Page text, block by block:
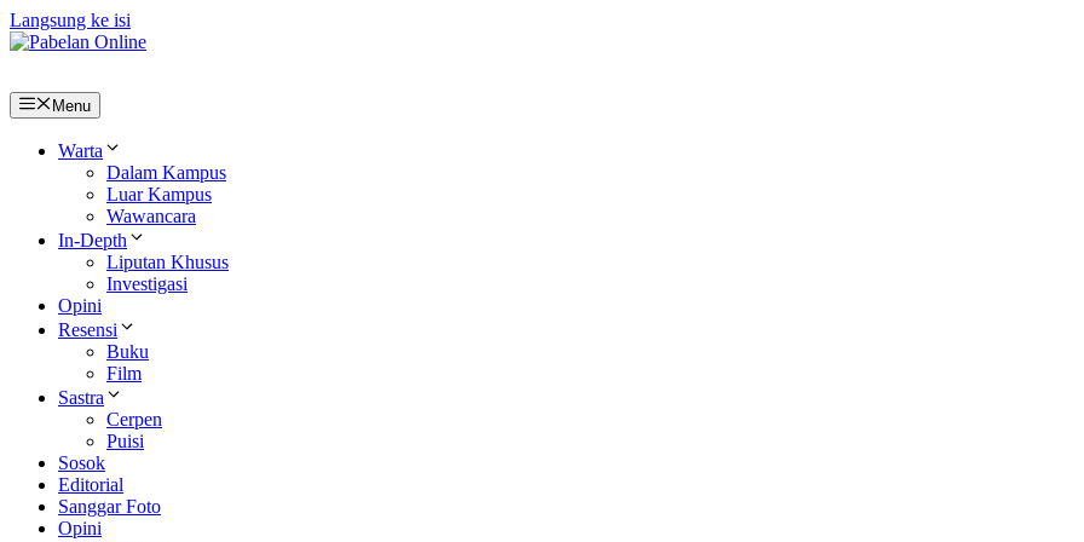
Langsung ke isi
Menu
Warta
Dalam Kampus
Luar Kampus
Wawancara
In-Depth
Liputan Khusus
Investigasi
Opini
Resensi
Buku
Film
Sastra
Cerpen
Puisi
Sosok
Editorial
Sanggar Foto
Opini